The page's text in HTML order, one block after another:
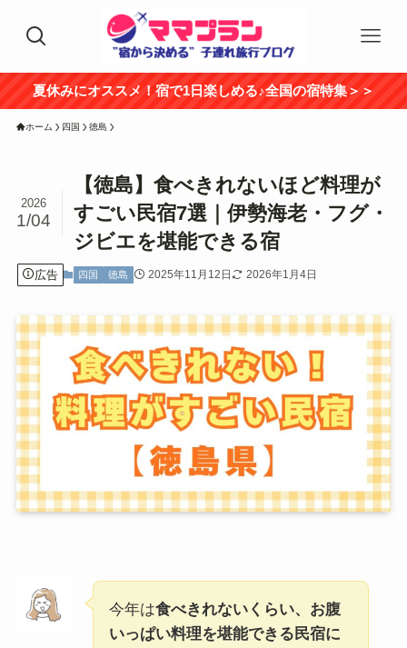
夏休みにオススメ！宿で1日楽しめる♪全国の宿特集＞＞
ホーム 四国 徳島
【徳島】食べきれないほど料理が
すごい民宿7選｜伊勢海老・フグ・
ジビエを堪能できる宿
2026
1/04
広告 四国 徳島 2025年11月12日 2026年1月4日
今年は食べきれないくらい、お腹
いっぱい料理を堪能できる民宿に